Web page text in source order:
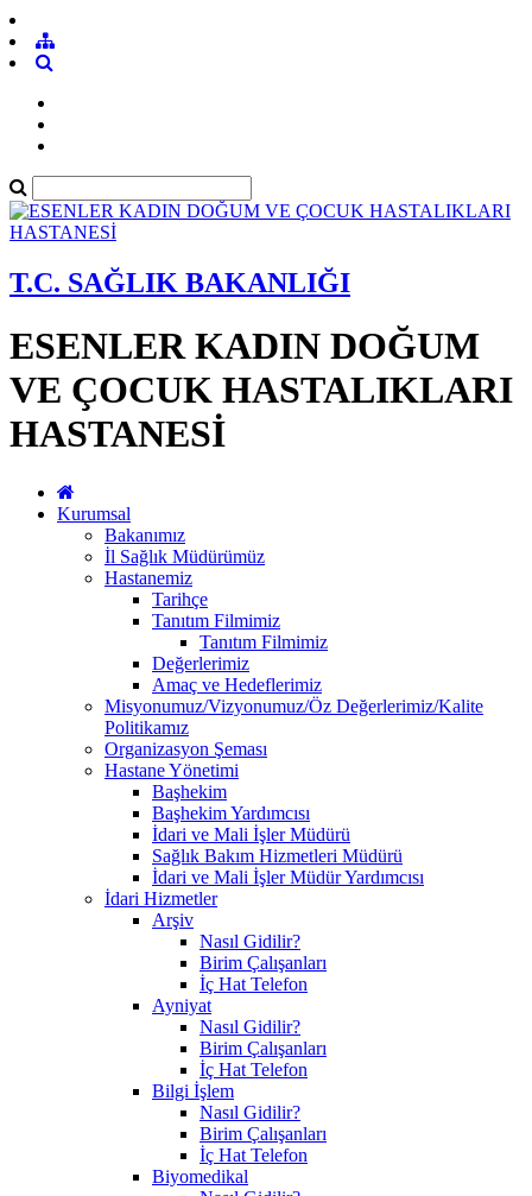
T.C. SAĞLIK BAKANLIĞI
ESENLER KADIN DOĞUM
VE ÇOCUK HASTALIKLARI
HASTANESİ
Kurumsal
Bakanımız
İl Sağlık Müdürümüz
Hastanemiz
Tarihçe
Tanıtım Filmimiz
Tanıtım Filmimiz
Değerlerimiz
Amaç ve Hedeflerimiz
Misyonumuz/Vizyonumuz/Öz Değerlerimiz/Kalite
Politikamız
Organizasyon Şeması
Hastane Yönetimi
Başhekim
Başhekim Yardımcısı
İdari ve Mali İşler Müdürü
Sağlık Bakım Hizmetleri Müdürü
İdari ve Mali İşler Müdür Yardımcısı
İdari Hizmetler
Arşiv
Nasıl Gidilir?
Birim Çalışanları
İç Hat Telefon
Ayniyat
Nasıl Gidilir?
Birim Çalışanları
İç Hat Telefon
Bilgi İşlem
Nasıl Gidilir?
Birim Çalışanları
İç Hat Telefon
Biyomedikal